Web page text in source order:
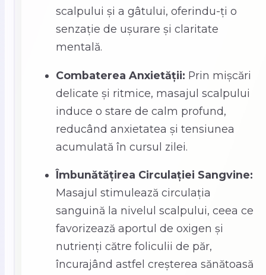
scalpului și a gâtului, oferindu-ți o
senzație de ușurare și claritate
mentală.
Combaterea Anxietății: Prin mișcări
delicate și ritmice, masajul scalpului
induce o stare de calm profund,
reducând anxietatea și tensiunea
acumulată în cursul zilei.
Îmbunătățirea Circulației Sangvine:
Masajul stimulează circulația
sanguină la nivelul scalpului, ceea ce
favorizează aportul de oxigen și
nutrienți către foliculii de păr,
încurajând astfel creșterea sănătoasă